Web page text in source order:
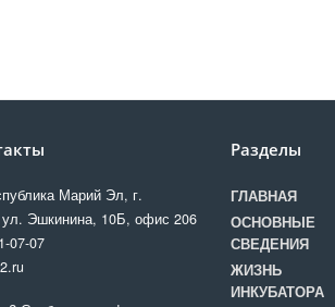
Марий Эл, г.
Эшкинина, 10Б, офис 206
07-07
Разделы
ГЛАВНАЯ
ОСНОВНЫЕ
СВЕДЕНИЯ
ЖИЗНЬ
ИНКУБАТОРА